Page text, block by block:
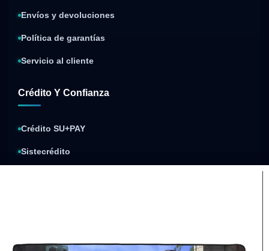
Envíos y devoluciones
Política de garantías
Servicio al cliente
Crédito Y Confianza
Crédito SU+PAY
Sistecrédito
Condiciones de garantía